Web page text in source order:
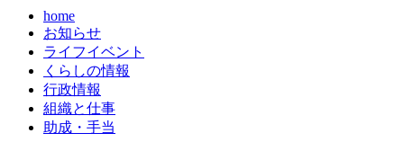
home
お知らせ
ライフイベント
くらしの情報
行政情報
組織と仕事
助成・手当